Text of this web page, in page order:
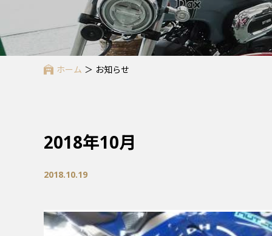
ホーム ＞ お知らせ
2018年10月
2018.10.19